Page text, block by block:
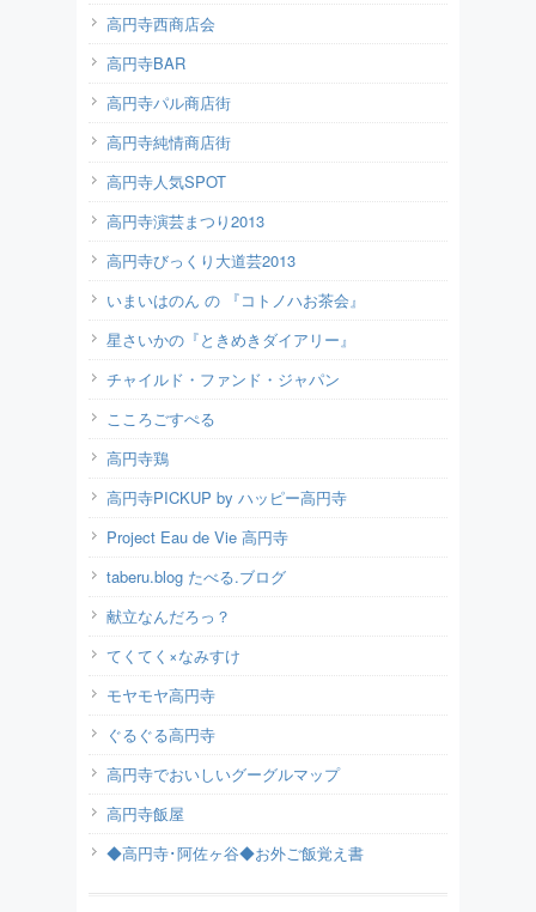
高円寺西商店会
高円寺BAR
高円寺パル商店街
高円寺純情商店街
高円寺人気SPOT
高円寺演芸まつり2013
高円寺びっくり大道芸2013
いまいはのん の 『コトノハお茶会』
星さいかの『ときめきダイアリー』
チャイルド・ファンド・ジャパン
こころごすぺる
高円寺鶏
高円寺PICKUP by ハッピー高円寺
Project Eau de Vie 高円寺
taberu.blog たべる.ブログ
献立なんだろっ？
てくてく×なみすけ
モヤモヤ高円寺
ぐるぐる高円寺
高円寺でおいしいグーグルマップ
高円寺飯屋
◆高円寺･阿佐ヶ谷◆お外ご飯覚え書